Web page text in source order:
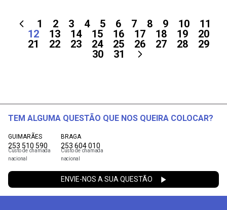
1 2 3 4 5 6 7 8 9 10
11
12
13 14 15 16 17 18 19
20
21
22 23 24 25 26 27 28
29
30
31
TEM ALGUMA QUESTÃO QUE NOS QUEIRA COLOCAR?
GUIMARÃES
253 510 590
Custo de chamada
nacional
BRAGA
253 604 010
Custo de chamada
nacional
ENVIE-NOS A SUA QUESTÃO